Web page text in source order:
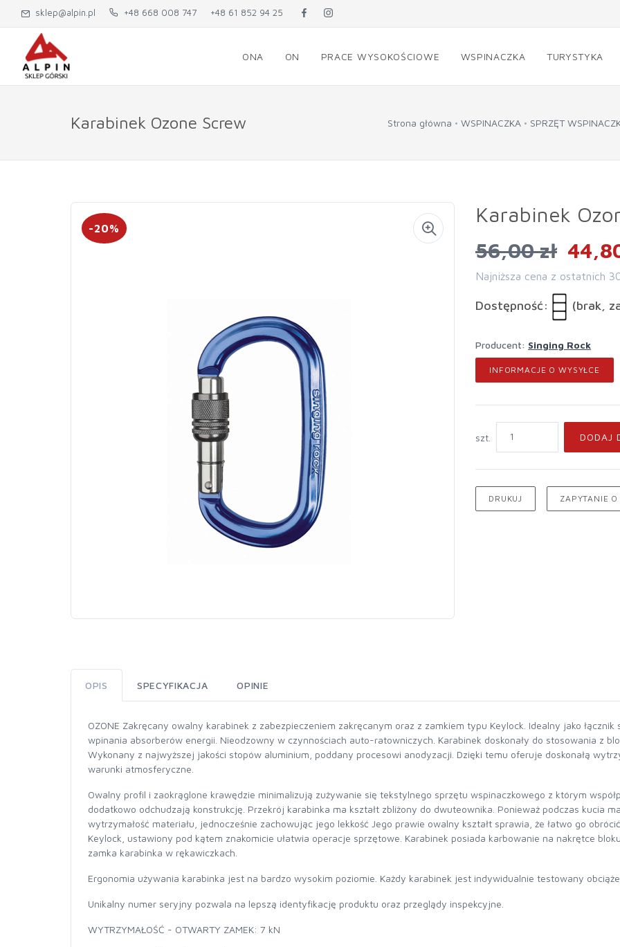
sklep@alpin.pl +48 668 008 747 +48 61 852 94 25
ONA ON PRACE WYSOKOŚCIOWE WSPINACZKA TURYSTYKA
Karabinek Ozone Screw Strona główna WSPINACZKA SPRZĘT
-20%
Karabinek
56,00 zł
Najniższa cena z ostatnich
Dostępność: (brak,
Producent: Singing Rock
INFORMACJE O WYSYŁCE
szt. DODAJ
DRUKUJ ZAPYTANIE
OPIS SPECYFIKACJA OPINIE
OZONE Zakręcany owalny karabinek z zabezpieczeniem zakręcanym oraz z zamkiem typu Keylock. Idealny jako łącznik
wpinania absorberów energii. Nieodzowny w czynnościach auto-ratowniczych. Karabinek doskonały do stosowania z
Wykonany z najwyższej jakości stopów aluminium, poddany procesowi anodyzacji. Dzięki temu oferuje doskonałą
warunki atmosferyczne.
Owalny profil i zaokrąglone krawędzie minimalizują zużywanie się tekstylnego sprzętu wspinaczkowego z którym
dodatkowo odchudzają konstrukcję. Przekrój karabinka ma kształt zbliżony do dwuteownika. Ponieważ podczas kucia
wytrzymałość materiału, jednocześnie zachowując jego lekkość Jego prawie owalny kształt sprawia, że łatwo go
Keylock, ustawiony pod kątem znakomicie ułatwia operacje sprzętowe. Karabinek posiada karbowanie na nakrętce
zamka karabinka w rękawiczkach.
Ergonomia używania karabinka jest na bardzo wysokim poziomie. Każdy karabinek jest indywidualnie testowany
Unikalny numer seryjny pozwala na lepszą identyfikację produktu oraz przeglądy inspekcyjne.
WYTRZYMAŁOŚĆ - OTWARTY ZAMEK: 7 kN